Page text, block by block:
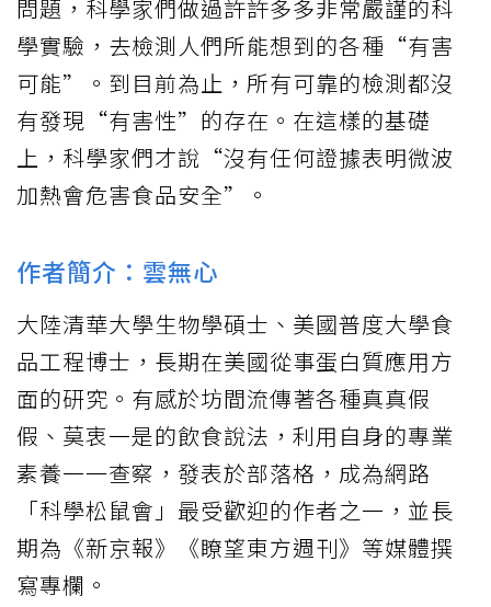
問題，科學家們做過許許多多非常嚴謹的科
學實驗，去檢測人們所能想到的各種“有害
可能”。到目前為止，所有可靠的檢測都沒
有發現“有害性”的存在。在這樣的基礎
上，科學家們才說“沒有任何證據表明微波
加熱會危害食品安全”。
作者簡介：雲無心
大陸清華大學生物學碩士、美國普度大學食
品工程博士，長期在美國從事蛋白質應用方
面的研究。有感於坊間流傳著各種真真假
假、莫衷一是的飲食說法，利用自身的專業
素養一一查察，發表於部落格，成為網路
「科學松鼠會」最受歡迎的作者之一，並長
期為《新京報》《瞭望東方週刊》等媒體撰
寫專欄。